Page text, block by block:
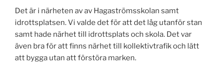
Det är i närheten av av Hagaströmsskolan samt
idrottsplatsen. Vi valde det för att det låg utanför stan
samt hade närhet till idrottsplats och skola. Det var
även bra för att finns närhet till kollektivtrafik och lätt
att bygga utan att förstöra marken.